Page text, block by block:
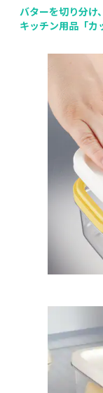
バターを切り分け
キッチン用品「カ